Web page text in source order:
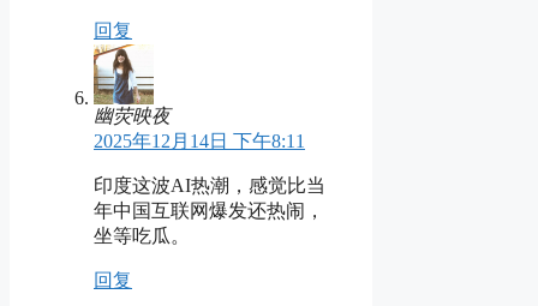
回复
幽荧映夜
2025年12月14日 下午8:11
印度这波AI热潮，感觉比当
年中国互联网爆发还热闹，
坐等吃瓜。
回复